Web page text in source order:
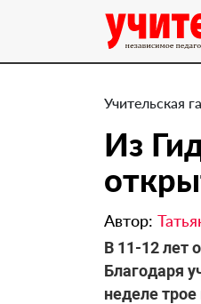
Учительская
Из
Автор:
В 11-12 лет
Благодаря
неделе